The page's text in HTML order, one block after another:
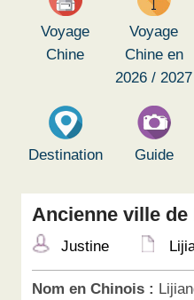
Voyage
Chine
Voyage
Chine en
2026 / 2027
Destination Guide
Ancienne ville de
Justine
Nom en Chinois :